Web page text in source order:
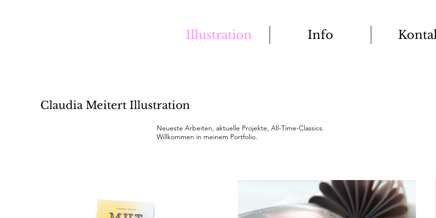
Illustration Info
Claudia Meitert Illustration
Neueste Arbeiten, aktuelle Projekte, All-Time-Classics.
Willkommen in meinem Portfolio.